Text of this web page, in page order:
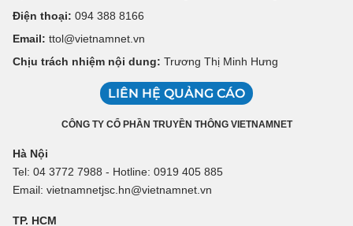
Điện thoại: 094 388 8166
Email: ttol@vietnamnet.vn
Chịu trách nhiệm nội dung: Trương Thị Minh Hưng
LIÊN HỆ QUẢNG CÁO
CÔNG TY CỔ PHẦN TRUYỀN THÔNG VIETNAMNET
Hà Nội
Tel: 04 3772 7988 - Hotline: 0919 405 885
Email: vietnamnetjsc.hn@vietnamnet.vn
TP. HCM